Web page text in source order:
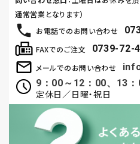
お電話でのお問い合わせ
メールでのお問い合わせ
9：00～12：00、13
定休日／日曜・祝日
FAXでのご注文 0739-72-
通常営業となります）